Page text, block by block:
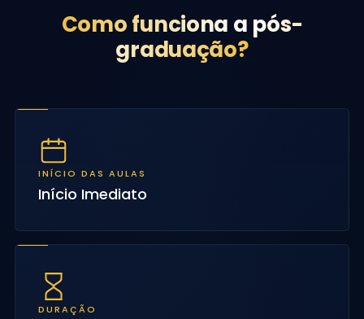
Como funciona a pós-
graduação?
INÍCIO DAS AULAS
Início Imediato
DURAÇÃO